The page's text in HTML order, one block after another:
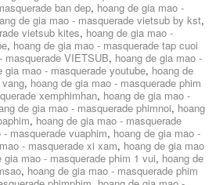
ban dep, hoang de gia mao -
de gia mao - masquerade vietsub by kst,
vietsub kites, hoang de gia mao -
, hoang de gia mao - masquerade tap cuoi
masquerade VIETSUB, hoang de gia mao -
gia mao - masquerade youtube, hoang de
, hoang de gia mao - masquerade phim
xemphimhan, hoang de gia mao -
de gia mao - masquerade phimnoi, hoang
, hoang de gia mao - masquerade
masquerade vuaphim, hoang de gia mao -
- masquerade xi xam, hoang de gia mao
gia mao - masquerade phim 1 vui, hoang de
, hoang de gia mao - masquerade phim